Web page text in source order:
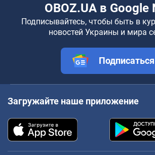
OBOZ.UA в Google
Подписывайтесь, чтобы быть в
новостей Украины и мира
Подписаться
Загружайте наше приложение